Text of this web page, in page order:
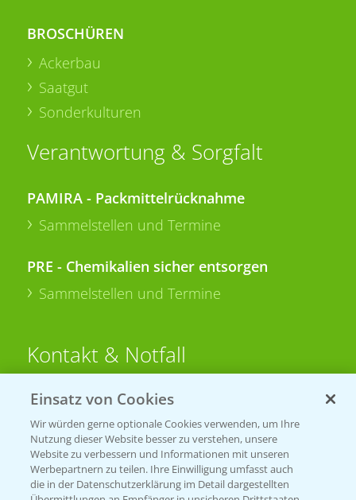
BROSCHÜREN
Ackerbau
Saatgut
Sonderkulturen
Verantwortung & Sorgfalt
PAMIRA - Packmittelrücknahme
Sammelstellen und Termine
PRE - Chemikalien sicher entsorgen
Sammelstellen und Termine
Kontakt & Notfall
Beratung auf WhatsApp
T.+49 (0)174 346 564 1
KONTAKT
Einsatz von Cookies
Wir würden gerne optionale Cookies verwenden, um Ihre
Nutzung dieser Website besser zu verstehen, unsere
Website zu verbessern und Informationen mit unseren
Werbepartnern zu teilen. Ihre Einwilligung umfasst auch
die in der Datenschutzerklärung im Detail dargestellten